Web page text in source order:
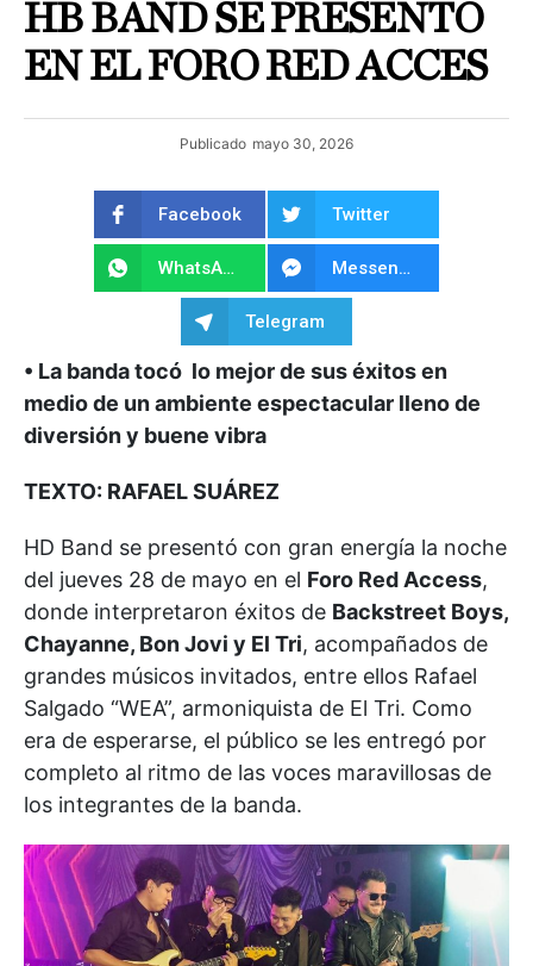
HB BAND SE PRESENTÓ
EN EL FORO RED ACCES
Publicado mayo 30, 2026
Facebook Twitter
WhatsApp Messenger
Telegram
• La banda tocó lo mejor de sus éxitos en
medio de un ambiente espectacular lleno de
diversión y buene vibra
TEXTO: RAFAEL SUÁREZ
HD Band se presentó con gran energía la noche
del jueves 28 de mayo en el Foro Red Access,
donde interpretaron éxitos de Backstreet Boys,
Chayanne, Bon Jovi y El Tri, acompañados de
grandes músicos invitados, entre ellos Rafael
Salgado “WEA”, armoniquista de El Tri. Como
era de esperarse, el público se les entregó por
completo al ritmo de las voces maravillosas de
los integrantes de la banda.